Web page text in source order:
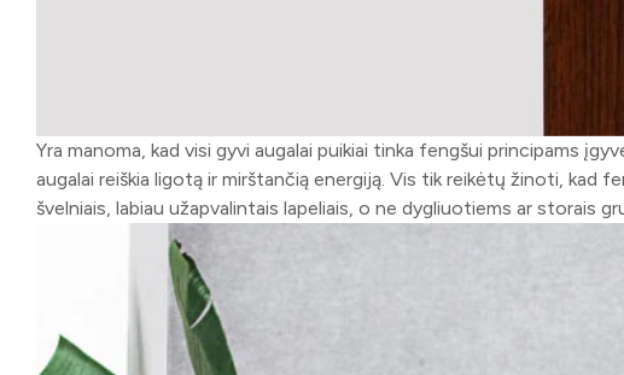
Yra manoma, kad visi gyvi augalai puikiai tinka fengšui principams
augalai reiškia ligotą ir mirštančią energiją. Vis tik reikėtų žinoti, kad
švelniais, labiau užapvalintais lapeliais, o ne dygliuotiems ar storais